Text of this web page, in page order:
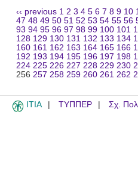
‹‹ previous 1 2 3 4 5 6 7 8 9 10
47 48 49 50 51 52 53 54 55 56
93 94 95 96 97 98 99 100 101
128 129 130 131 132 133 134
160 161 162 163 164 165 166
192 193 194 195 196 197 198
224 225 226 227 228 229 230
256 257 258 259 260 261 262
ITIA ΤΥΠΠΕΡ Σχ.